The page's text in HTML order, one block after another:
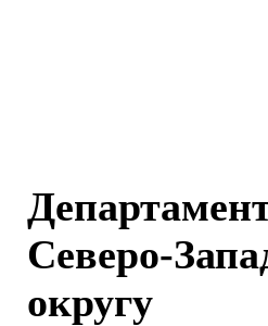
Северо-
округу